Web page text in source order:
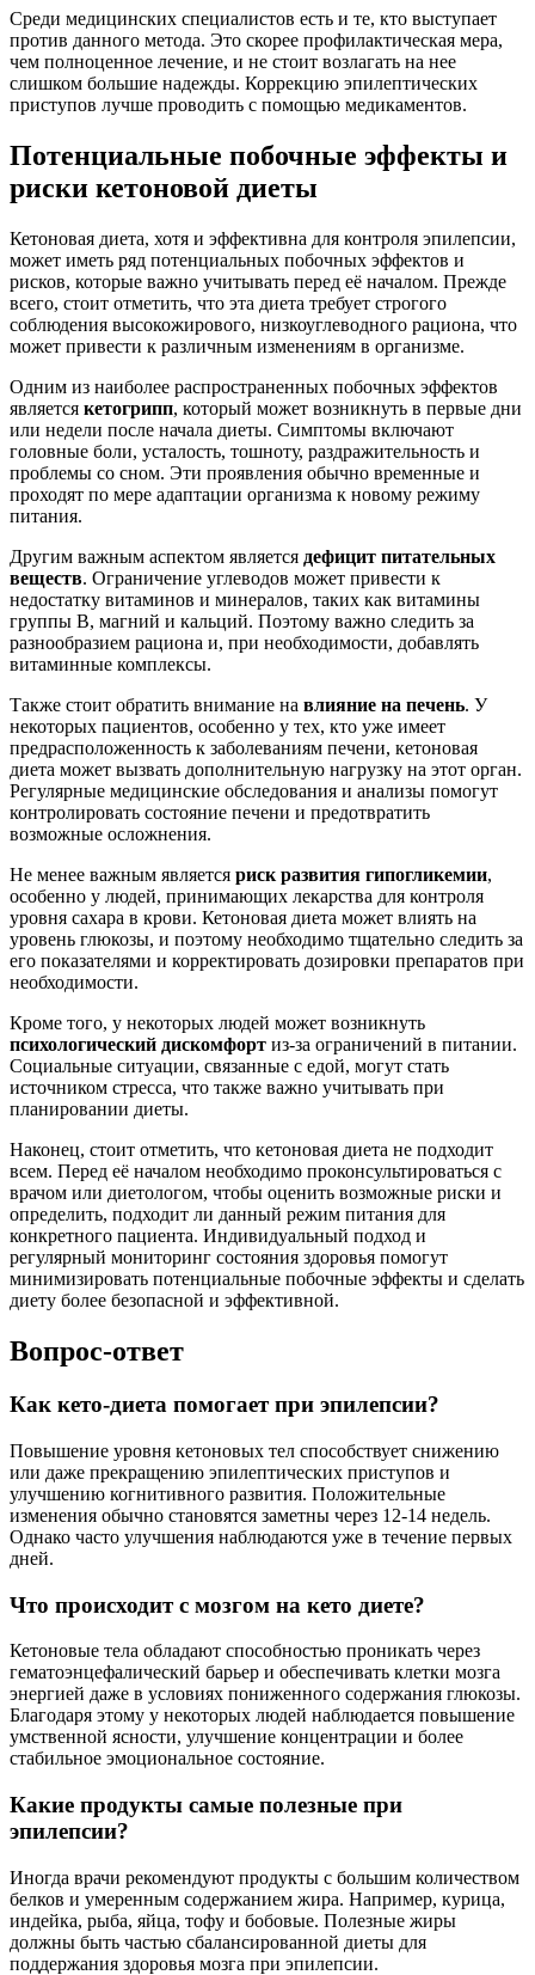
Среди медицинских специалистов есть и те, кто выступает
против данного метода. Это скорее профилактическая мера,
чем полноценное лечение, и не стоит возлагать на нее
слишком большие надежды. Коррекцию эпилептических
приступов лучше проводить с помощью медикаментов.
Потенциальные побочные эффекты и
риски кетоновой диеты
Кетоновая диета, хотя и эффективна для контроля эпилепсии,
может иметь ряд потенциальных побочных эффектов и
рисков, которые важно учитывать перед её началом. Прежде
всего, стоит отметить, что эта диета требует строгого
соблюдения высокожирового, низкоуглеводного рациона, что
может привести к различным изменениям в организме.
Одним из наиболее распространенных побочных эффектов
является кетогрипп, который может возникнуть в первые дни
или недели после начала диеты. Симптомы включают
головные боли, усталость, тошноту, раздражительность и
проблемы со сном. Эти проявления обычно временные и
проходят по мере адаптации организма к новому режиму
питания.
Другим важным аспектом является дефицит питательных
веществ. Ограничение углеводов может привести к
недостатку витаминов и минералов, таких как витамины
группы B, магний и кальций. Поэтому важно следить за
разнообразием рациона и, при необходимости, добавлять
витаминные комплексы.
Также стоит обратить внимание на влияние на печень. У
некоторых пациентов, особенно у тех, кто уже имеет
предрасположенность к заболеваниям печени, кетоновая
диета может вызвать дополнительную нагрузку на этот орган.
Регулярные медицинские обследования и анализы помогут
контролировать состояние печени и предотвратить
возможные осложнения.
Не менее важным является риск развития гипогликемии,
особенно у людей, принимающих лекарства для контроля
уровня сахара в крови. Кетоновая диета может влиять на
уровень глюкозы, и поэтому необходимо тщательно следить за
его показателями и корректировать дозировки препаратов при
необходимости.
Кроме того, у некоторых людей может возникнуть
психологический дискомфорт из-за ограничений в питании.
Социальные ситуации, связанные с едой, могут стать
источником стресса, что также важно учитывать при
планировании диеты.
Наконец, стоит отметить, что кетоновая диета не подходит
всем. Перед её началом необходимо проконсультироваться с
врачом или диетологом, чтобы оценить возможные риски и
определить, подходит ли данный режим питания для
конкретного пациента. Индивидуальный подход и
регулярный мониторинг состояния здоровья помогут
минимизировать потенциальные побочные эффекты и сделать
диету более безопасной и эффективной.
Вопрос-ответ
Как кето-диета помогает при эпилепсии?
Повышение уровня кетоновых тел способствует снижению
или даже прекращению эпилептических приступов и
улучшению когнитивного развития. Положительные
изменения обычно становятся заметны через 12-14 недель.
Однако часто улучшения наблюдаются уже в течение первых
дней.
Что происходит с мозгом на кето диете?
Кетоновые тела обладают способностью проникать через
гематоэнцефалический барьер и обеспечивать клетки мозга
энергией даже в условиях пониженного содержания глюкозы.
Благодаря этому у некоторых людей наблюдается повышение
умственной ясности, улучшение концентрации и более
стабильное эмоциональное состояние.
Какие продукты самые полезные при
эпилепсии?
Иногда врачи рекомендуют продукты с большим количеством
белков и умеренным содержанием жира. Например, курица,
индейка, рыба, яйца, тофу и бобовые. Полезные жиры
должны быть частью сбалансированной диеты для
поддержания здоровья мозга при эпилепсии.